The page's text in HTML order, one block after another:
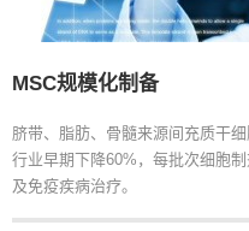
MSC规模化制备
脐带、脂肪、骨髓来源间充质干
行业早期下降60%，每批次细胞
及免疫疾病治疗。